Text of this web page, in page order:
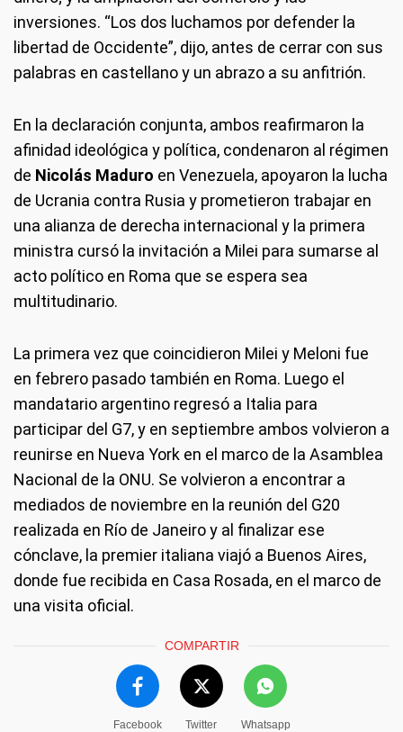
inversiones. “Los dos luchamos por defender la
libertad de Occidente”, dijo, antes de cerrar con sus
palabras en castellano y un abrazo a su anfitrión.
En la declaración conjunta, ambos reafirmaron la
afinidad ideológica y política, condenaron al régimen
de Nicolás Maduro en Venezuela, apoyaron la lucha
de Ucrania contra Rusia y prometieron trabajar en
una alianza de derecha internacional y la primera
ministra cursó la invitación a Milei para sumarse al
acto político en Roma que se espera sea
multitudinario.
La primera vez que coincidieron Milei y Meloni fue
en febrero pasado también en Roma. Luego el
mandatario argentino regresó a Italia para
participar del G7, y en septiembre ambos volvieron a
reunirse en Nueva York en el marco de la Asamblea
Nacional de la ONU. Se volvieron a encontrar a
mediados de noviembre en la reunión del G20
realizada en Río de Janeiro y al finalizar ese
cónclave, la premier italiana viajó a Buenos Aires,
donde fue recibida en Casa Rosada, en el marco de
una visita oficial.
COMPARTIR
Facebook Twitter Whatsapp